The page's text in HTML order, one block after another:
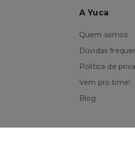
A Yuca
Quem somos
Dúvidas
Política de
Vem pro time!
Blog